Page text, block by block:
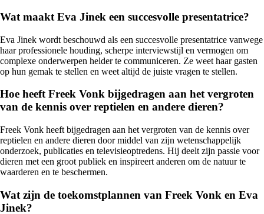
Wat maakt Eva Jinek een succesvolle presentatrice?
Eva Jinek wordt beschouwd als een succesvolle presentatrice vanwege
haar professionele houding, scherpe interviewstijl en vermogen om
complexe onderwerpen helder te communiceren. Ze weet haar gasten
op hun gemak te stellen en weet altijd de juiste vragen te stellen.
Hoe heeft Freek Vonk bijgedragen aan het vergroten
van de kennis over reptielen en andere dieren?
Freek Vonk heeft bijgedragen aan het vergroten van de kennis over
reptielen en andere dieren door middel van zijn wetenschappelijk
onderzoek, publicaties en televisieoptredens. Hij deelt zijn passie voor
dieren met een groot publiek en inspireert anderen om de natuur te
waarderen en te beschermen.
Wat zijn de toekomstplannen van Freek Vonk en Eva
Jinek?